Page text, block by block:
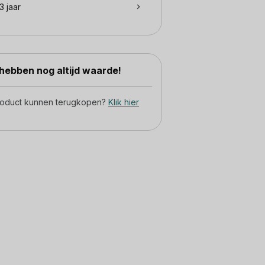
jaar
nog altijd waarde!
kunnen terugkopen? Klik hier